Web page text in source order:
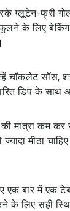
फ्री गोल
के लिए
चॉकलेट
डिप के साथ
की मात्रा कम
मीठा चाहिए
बार में एक
के लिए सही